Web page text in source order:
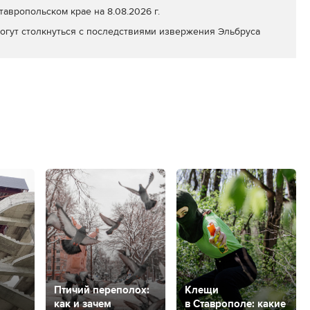
крае на 8.08.2026 г.
столкнуться с последствиями извержения Эльбруса
Птичий переполох:
как и зачем
Клещи
в Ставрополе: какие